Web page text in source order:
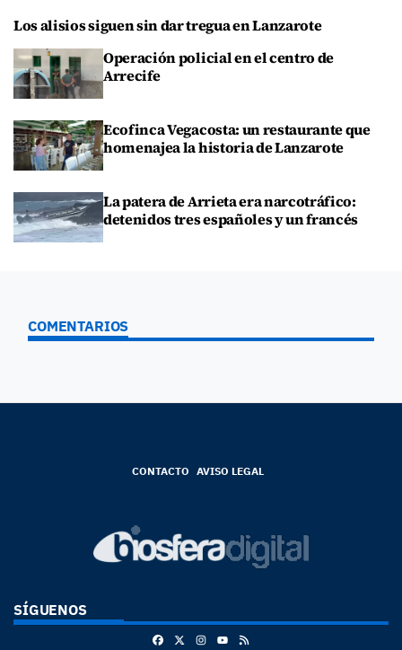
Los alisios siguen sin dar tregua en Lanzarote
Operación policial en el centro de
Arrecife
Ecofinca Vegacosta: un restaurante que
homenajea la historia de Lanzarote
La patera de Arrieta era narcotráfico:
detenidos tres españoles y un francés
COMENTARIOS
CONTACTO AVISO LEGAL
SÍGUENOS
FacebookInstagram